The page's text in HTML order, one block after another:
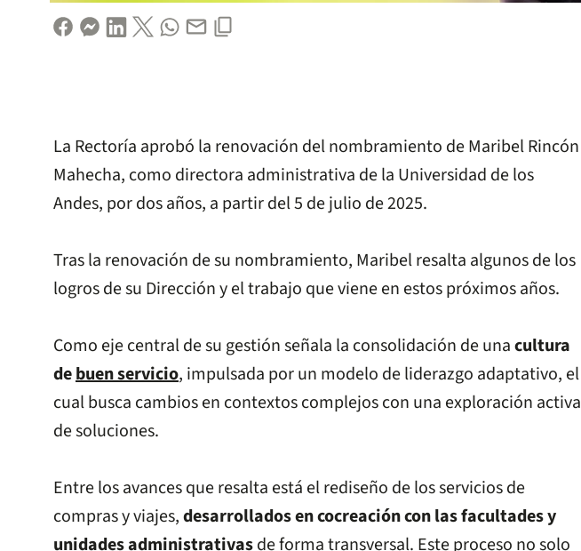
La Rectoría aprobó la renovación del nombramiento de Maribel Rincón
Mahecha, como directora administrativa de la Universidad de los
Andes, por dos años, a partir del 5 de julio de 2025.
Tras la renovación de su nombramiento, Maribel resalta algunos de los
logros de su Dirección y el trabajo que viene en estos próximos años.
Como eje central de su gestión señala la consolidación de unacultura
debuen servicio, impulsada por un modelo de liderazgo adaptativo, el
cual busca cambios en contextos complejos con una exploración activa
de soluciones.
Entre los avances que resalta está el rediseño de los servicios de
compras y viajes,desarrollados en cocreación con las facultades y
unidades administrativasde formatransversal. Este proceso no solo